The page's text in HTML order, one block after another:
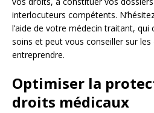
interlocuteurs compétents.
l’aide de votre médecin traitant,
soins et peut vous conseiller sur les
entreprendre.
Optimiser la
droits médicaux